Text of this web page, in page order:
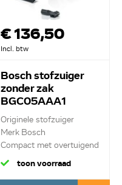
€ 136,50
Incl. btw
Bosch stofzuiger
zonder zak
BGC05AAA1
Originele stofzuiger
Merk Bosch
Compact met overtuigend
sc...
toon voorraad